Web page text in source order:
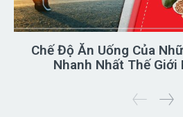
Chế Độ Ăn Uống Của
Nhanh Nhất Thế Giới